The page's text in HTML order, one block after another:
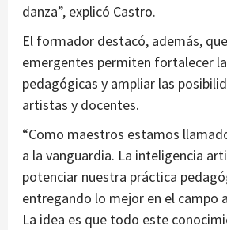
danza”, explicó Castro.
El formador destacó, además,
emergentes permiten fortalecer
pedagógicas y ampliar las
artistas y docentes.
“Como maestros estamos
a la vanguardia. La inteligencia
potenciar nuestra práctica
entregando lo mejor en el campo
La idea es que todo este